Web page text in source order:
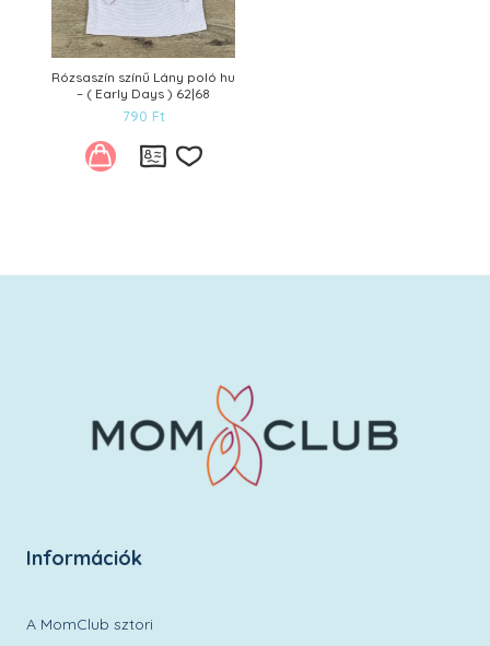
Rózsaszín színű Lány poló hu
– ( Early Days ) 62|68
790 Ft
Információk
A MomClub sztori